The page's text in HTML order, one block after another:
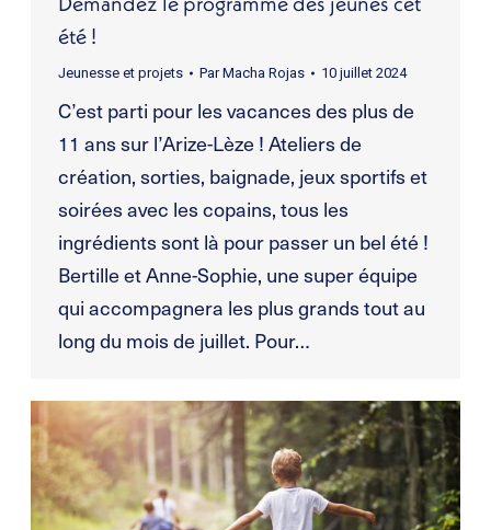
été !
Jeunesse et projets ParMacha Rojas 10 juillet 2024
C’est parti pour les vacances des plus de
11 ans sur l’Arize-Lèze ! Ateliers de
création, sorties, baignade, jeux sportifs et
soirées avec les copains, tous les
ingrédients sont là pour passer un bel été !
Bertille et Anne-Sophie, une super équipe
qui accompagnera les plus grands tout au
long du mois de juillet. Pour…